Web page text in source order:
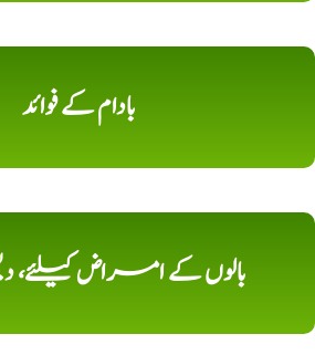
بادام کے فوائد
بالوں کے امراض کیلئے،